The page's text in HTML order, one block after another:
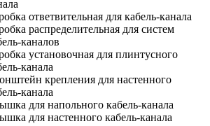
ответвительная для кабель-канала
распределительная для систем
каналов
установочная для плинтусного
канала
крепления для настенного
канала
для напольного кабель-канала
для настенного кабель-канала